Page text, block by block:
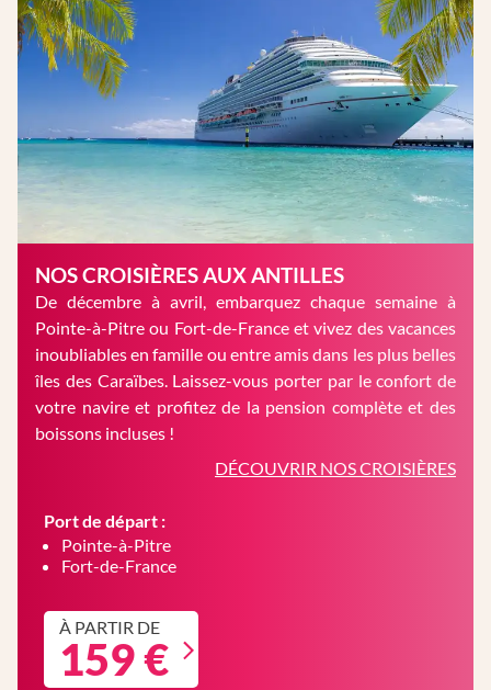
NOS CROISIÈRES AUX ANTILLES
De décembre à avril, embarquez chaque semaine à
Pointe-à-Pitre ou Fort-de-France et vivez des vacances
inoubliables en famille ou entre amis dans les plus belles
îles des Caraïbes. Laissez-vous porter par le confort de
votre navire et profitez de la pension complète et des
boissons incluses !
DÉCOUVRIR NOS CROISIÈRES
Port de départ :
Pointe-à-Pitre
Fort-de-France
À PARTIR DE
159 €